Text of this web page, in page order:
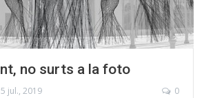
no surts a la foto
jul., 2019 0